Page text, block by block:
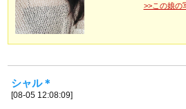
>>この娘の
シャル＊
[08-05 12:08:09]